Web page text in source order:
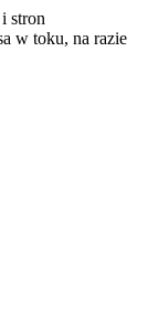
stron
w toku, na razie